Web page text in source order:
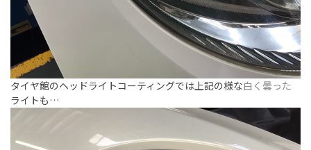
タイヤ館のヘッドライトコーティングでは上記の様な白く曇った
ライトも…